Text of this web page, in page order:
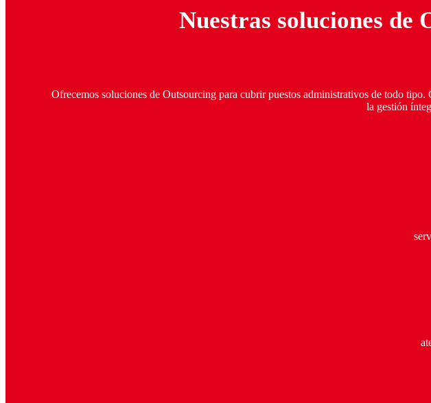
Nuestras soluciones de
Ofrecemos soluciones de Outsourcing para cubrir puestos administrativos de todo
la gestión